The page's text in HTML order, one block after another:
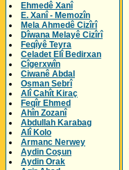
Ehmedê Xanî
E. Xanî - Memozîn
Mela Ahmedê Cizîrî
Dîwana Melayê Cizîrî
Feqîyê Teyra
Celadet Elî Bedirxan
Cîgerxwîn
Ciwanê Abdal
Osman Sebrî
Alî Cahît Kiraç
Feqîr Ehmed
Ahîn Zozanî
Abdullah Karabag
Alî Kolo
Armanc Nerwey
Aydin Coşun
Aydin Orak